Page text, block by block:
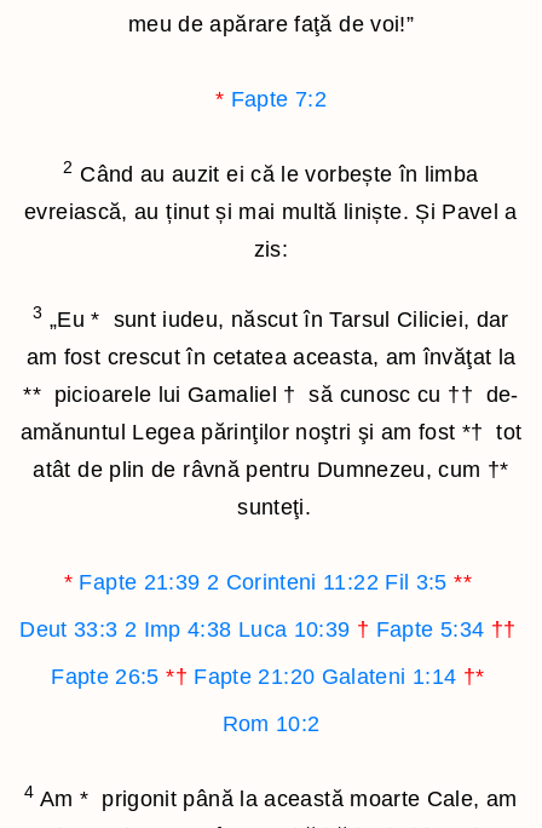
meu de apărare faţă de voi!”
* Fapte 7:2
2 Când au auzit ei că le vorbește în limba
evreiască, au ținut și mai multă liniște. Și Pavel a
zis:
3 „Eu* sunt iudeu, născut în Tarsul Ciliciei, dar
am fost crescut în cetatea aceasta, am învăţat la
** picioarele lui Gamaliel † să cunosc cu †† de-
amănuntul Legea părinţilor noştri şi am fost *† tot
atât de plin de râvnă pentru Dumnezeu, cum †*
sunteţi.
* Fapte 21:39 2 Corinteni 11:22 Fil 3:5 **
Deut 33:3 2 Imp 4:38 Luca 10:39 † Fapte 5:34 ††
Fapte 26:5 *† Fapte 21:20 Galateni 1:14 †*
Rom 10:2
4 Am* prigonit până la această moarte Cale, am